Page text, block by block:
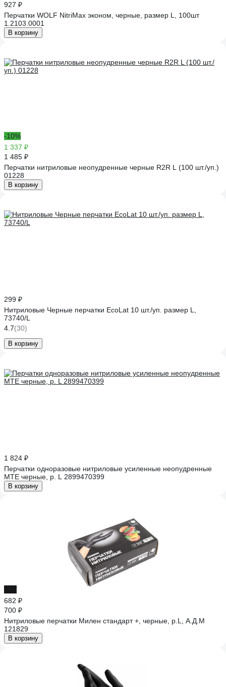
927 ₽
Перчатки WOLF NitriMax эконом, черные, размер L, 100шт
1.2103.0001
В корзину
-10%
1 337 ₽
1 485 ₽
Перчатки нитриловые неопудренные черные R2R L (100 шт./уп.)
01228
В корзину
299 ₽
Нитриловые Черные перчатки EcoLat 10 шт./уп. размер L,
73740/L
4.7(30)
В корзину
1 824 ₽
Перчатки одноразовые нитриловые усиленные неопудренные
MTE черные, р. L 2899470399
В корзину
682 ₽
700 ₽
Нитриловые перчатки Милен стандарт +, черные, р.L, А.Д.М
121829
В корзину